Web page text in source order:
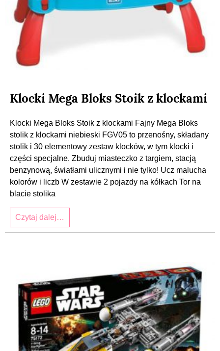
Klocki Mega Bloks Stoik z klockami
Klocki Mega Bloks Stoik z klockami Fajny Mega Bloks
stolik z klockami niebieski FGV05 to przenośny, składany
stolik i 30 elementowy zestaw klocków, w tym klocki i
części specjalne. Zbuduj miasteczko z targiem, stacją
benzynową, światłami ulicznymi i nie tylko! Ucz malucha
kolorów i liczb W zestawie 2 pojazdy na kółkach Tor na
blacie stolika
Czytaj dalej…